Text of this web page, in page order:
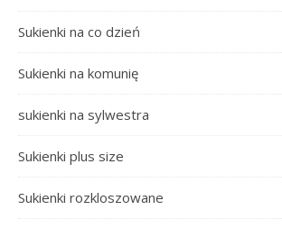
Sukienki na co dzień
Sukienki na komunię
sukienki na sylwestra
Sukienki plus size
Sukienki rozkloszowane